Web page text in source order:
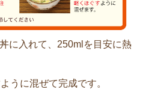
に入れて、250mlを目安に熱
うに混ぜて完成です。